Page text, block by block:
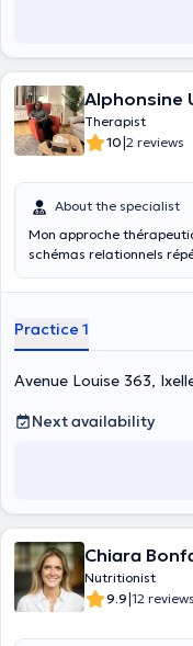
Alphonsine
Therapist
10|2 reviews
About the specialist
Mon approche thérapeutique gestalt vous
schémas
Practice 1
Avenue Louise 363,
Next availability
Chiara
Nutritionist
9.9|12 reviews